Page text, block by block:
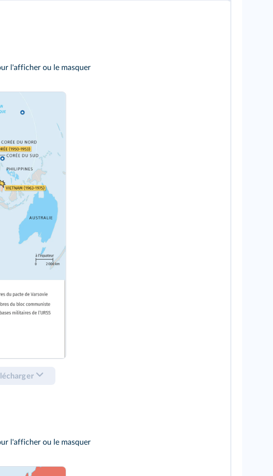
l'afficher ou le masquer
l'afficher ou le masquer